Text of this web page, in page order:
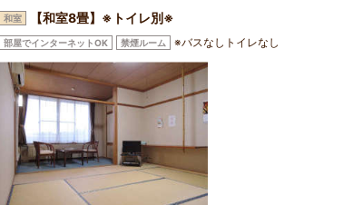
和室 【和室8畳】※トイレ別※
部屋でインターネットOK 禁煙ルーム ※バスなしトイレなし